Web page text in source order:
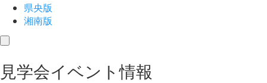
県央版
湘南版
toggle
見学会イベント情報